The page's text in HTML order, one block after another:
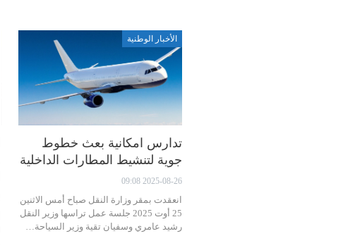
الأخبار الوطنية
تدارس امكانية بعث خطوط
جوية لتنشيط المطارات الداخلية
2025-08-26 09:08
انعقدت بمقر وزارة النقل صباح أمس الاثنين
25 أوت 2025 جلسة عمل تراسها وزير النقل
رشيد عامري وسفيان تقية وزير السياحة…